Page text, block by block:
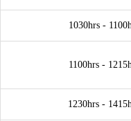
国环球
1030hrs -
1100hrs -
1230hrs -